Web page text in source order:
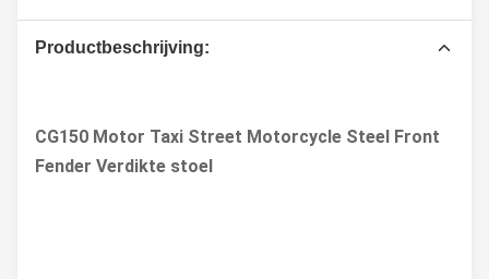
Productbeschrijving:
CG150 Motor Taxi Street Motorcycle Steel Front
Fender Verdikte stoel